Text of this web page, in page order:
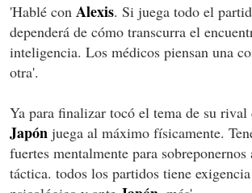
'Hablé con Alexis. Si juega todo el
dependerá de cómo transcurra el
inteligencia. Los médicos piensan una
otra'.
Ya para finalizar tocó el tema de su rival
Japón juega al máximo físicamente.
fuertes mentalmente para
táctica. todos los partidos tiene